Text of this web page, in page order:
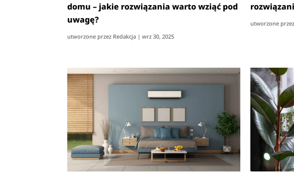
domu – jakie rozwiązania warto wziąć pod
uwagę?
utworzone przez Redakcja |wrz 30, 2025
utworzone przez